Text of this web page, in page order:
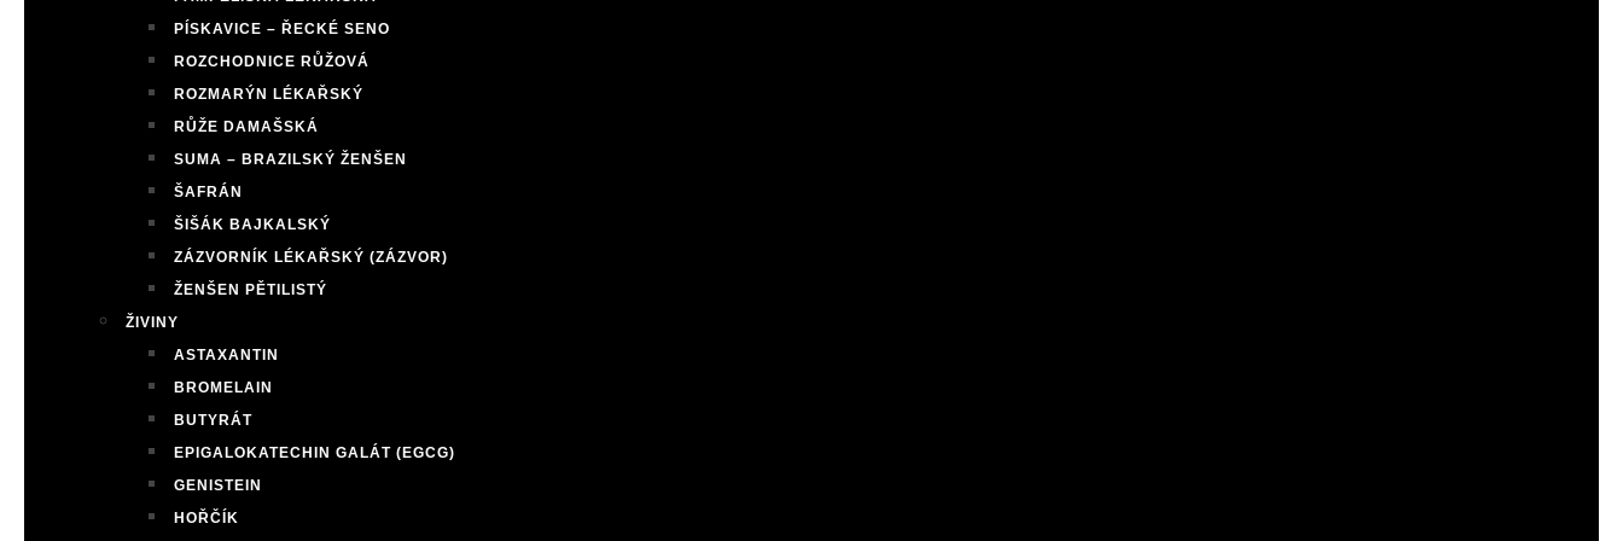
PÍSKAVICE – ŘECKÉ SENO
ROZCHODNICE RŮŽOVÁ
ROZMARÝN LÉKAŘSKÝ
RŮŽE DAMAŠSKÁ
SUMA – BRAZILSKÝ ŽENŠEN
ŠAFRÁN
ŠIŠÁK BAJKALSKÝ
ZÁZVORNÍK LÉKAŘSKÝ (ZÁZVOR)
ŽENŠEN PĚTILISTÝ
ŽIVINY
ASTAXANTIN
BROMELAIN
BUTYRÁT
EPIGALOKATECHIN GALÁT (EGCG)
GENISTEIN
HOŘČÍK